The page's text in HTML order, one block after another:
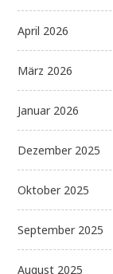
April 2026
März 2026
Januar 2026
Dezember 2025
Oktober 2025
September 2025
August 2025